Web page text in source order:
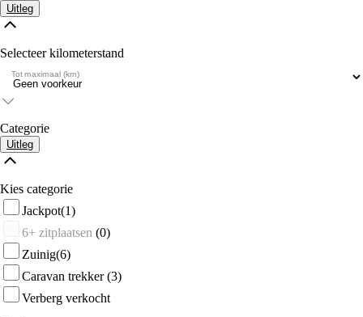
Uitleg
Selecteer kilometerstand
Tot maximaal (km)
Categorie
Uitleg
Kies categorie
Jackpot(1)
6+ zitplaatsen (0)
Zuinig(6)
Caravan trekker(3)
Verberg verkocht